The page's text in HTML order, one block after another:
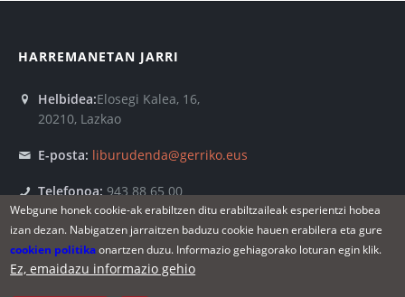
HARREMANETAN JARRI
Helbidea:Elosegi Kalea, 16,
20210, Lazkao
E-posta: liburudenda@gerriko.eus
Telefonoa:943 88 65 00
Astelehenetik - Ostiralera:10:00 - 13:00 - 16:30 - 19:00
Larunbatak:10:00 - 13:00
Ostegun arratsaldeak eta Igandeak:
Webgune honek cookie-ak erabiltzen ditu erabiltzaileak esperientzi hobea
izan dezan. Nabigatzen jarraitzen baduzu cookie hauen erabilera eta gure
cookien politikaonartzen duzu. Informazio gehiagorako loturan egin klik.
Ez, emaidazu informazio gehio